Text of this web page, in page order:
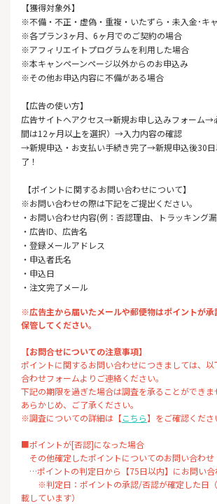
【獲得対象外】
※不備・不正・虚偽・重複・いたずら・未入金･キ
※各プラン3ヶ月、6ヶ月でのご契約の場合
※アフィリエイトプログラムを利用した場合
※本キャンペーンページ以外からのお申込み
※その他お申込内容に不備がある場合
【広告の使い方】
広告サイトへアクセス→新規お申し込みフォーム→
間は12ヶ月以上を選択）→入力内容の確認
→新規申込・お支払い手続き完了→新規申込後30日
了！
【ポイントに関するお問い合わせについて】
※お問い合わせの際は下記をご提出ください。
・お問い合わせ内容(例：否認理由、トラッキング
・広告ID、広告名
・登録メールアドレス
・申込者氏名
・申込日
・注文完了メール
※広告主から届いたメールや郵便物はポイントが承
保管してください。
【お問合せについての注意事項】
ポイントに関するお問い合わせにつきましては、
合わせフォームよりご連絡ください。
下記の期限を過ぎた場合は調査を承ることができま
あらかじめ、ご了承ください。
※調査についての詳細は【こちら】をご確認くださ
■ポイントが[否認]になった場合
その他確定したポイントについてのお問い合わせ
…ポイントの判定日から【75日以内】にお問い合
※判定日：ポイントの承認/否認が確定した日（
載しています）